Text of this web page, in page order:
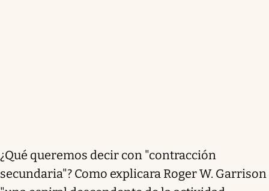
¿Qué queremos decir con "contracción
secundaria"? Como explicara Roger W. Garrison